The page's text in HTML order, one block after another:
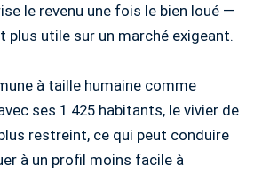
le revenu une fois le bien loué —
plus utile sur un marché exigeant.
à taille humaine comme
ses 1 425 habitants, le vivier de
restreint, ce qui peut conduire
à un profil moins facile à